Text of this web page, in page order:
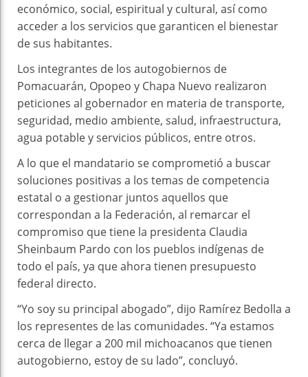
económico, social, espiritual y cultural, así como
acceder a los servicios que garanticen el bienestar
de sus habitantes.
Los integrantes de los autogobiernos de
Pomacuarán, Opopeo y Chapa Nuevo realizaron
peticiones al gobernador en materia de transporte,
seguridad, medio ambiente, salud, infraestructura,
agua potable y servicios públicos, entre otros.
A lo que el mandatario se comprometió a buscar
soluciones positivas a los temas de competencia
estatal o a gestionar juntos aquellos que
correspondan a la Federación, al remarcar el
compromiso que tiene la presidenta Claudia
Sheinbaum Pardo con los pueblos indígenas de
todo el país, ya que ahora tienen presupuesto
federal directo.
“Yo soy su principal abogado”, dijo Ramírez Bedolla a
los representes de las comunidades. “Ya estamos
cerca de llegar a 200 mil michoacanos que tienen
autogobierno, estoy de su lado”, concluyó.